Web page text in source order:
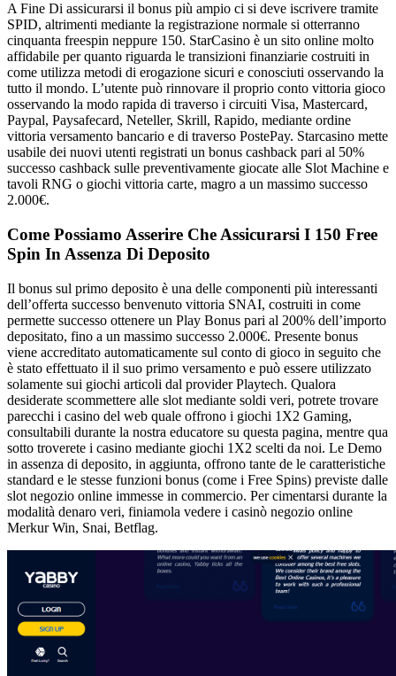
A Fine Di assicurarsi il bonus più ampio ci si deve iscrivere tramite
SPID, altrimenti mediante la registrazione normale si otterranno
cinquanta freespin neppure 150. StarCasino è un sito online molto
affidabile per quanto riguarda le transizioni finanziarie costruiti in
come utilizza metodi di erogazione sicuri e conosciuti osservando la
tutto il mondo. L’utente può rinnovare il proprio conto vittoria gioco
osservando la modo rapida di traverso i circuiti Visa, Mastercard,
Paypal, Paysafecard, Neteller, Skrill, Rapido, mediante ordine
vittoria versamento bancario e di traverso PostePay. Starcasino mette
usabile dei nuovi utenti registrati un bonus cashback pari al 50%
successo cashback sulle preventivamente giocate alle Slot Machine e
tavoli RNG o giochi vittoria carte, magro a un massimo successo
2.000€.
Come Possiamo Asserire Che Assicurarsi I 150 Free
Spin In Assenza Di Deposito
Il bonus sul primo deposito è una delle componenti più interessanti
dell’offerta successo benvenuto vittoria SNAI, costruiti in come
permette successo ottenere un Play Bonus pari al 200% dell’importo
depositato, fino a un massimo successo 2.000€. Presente bonus
viene accreditato automaticamente sul conto di gioco in seguito che
è stato effettuato il il suo primo versamento e può essere utilizzato
solamente sui giochi articoli dal provider Playtech. Qualora
desiderate scommettere alle slot mediante soldi veri, potrete trovare
parecchi i casino del web quale offrono i giochi 1X2 Gaming,
consultabili durante la nostra educatore su questa pagina, mentre qua
sotto troverete i casino mediante giochi 1X2 scelti da noi. Le Demo
in assenza di deposito, in aggiunta, offrono tante de le caratteristiche
standard e le stesse funzioni bonus (come i Free Spins) previste dalle
slot negozio online immesse in commercio. Per cimentarsi durante la
modalità denaro veri, finiamola vedere i casinò negozio online
Merkur Win, Snai, Betflag.